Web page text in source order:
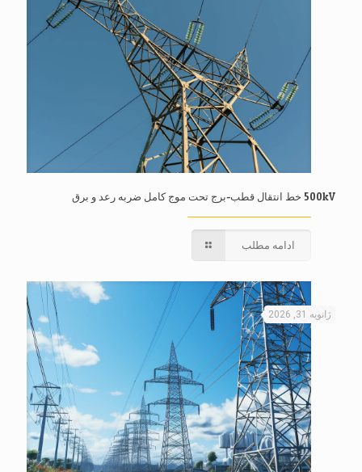
500kV خط انتقال قطب-برج تحت موج کامل ضربه رعد و برق
ادامه مطلب
ژانویه 31, 2026